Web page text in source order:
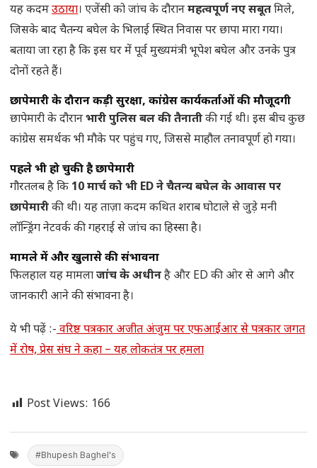
यह कदमउठाया। एजेंसी को जांच के दौरानमहत्वपूर्ण नए सबूतमिले,
जिसके बाद चैतन्य बघेल के भिलाई स्थित निवास पर छापा मारा गया।
बताया जा रहा है कि इस घर में पूर्व मुख्यमंत्री भूपेश बघेल और उनके पुत्र
दोनों रहते हैं।
छापेमारी के दौरान कड़ी सुरक्षा, कांग्रेस कार्यकर्ताओं की मौजूदगी
छापेमारी के दौरानभारी पुलिस बल की तैनातीकी गई थी। इस बीच कुछ
कांग्रेस समर्थक भी मौके पर पहुंच गए, जिससे माहौल तनावपूर्ण हो गया।
पहले भी हो चुकी है छापेमारी
गौरतलब है कि 10 मार्च को भी ED ने चैतन्य बघेल के आवास पर
छापेमारीकी थी। यह ताज़ा कदम कथित शराब घोटाले से जुड़े मनी
लॉन्ड्रिंग नेटवर्क की गहराई से जांच का हिस्सा है।
मामले में और खुलासे की संभावना
फिलहाल यह मामलाजांच के अधीनहै और ED की ओर से आगे और
जानकारी आने की संभावना है।
ये भी पढ़ें :-वरिष्ठ पत्रकार अजीत अंजुम पर एफआईआर से पत्रकार जगत
में रोष, प्रेस संघ ने कहा – यह लोकतंत्र पर हमला
Post Views: 166
#Bhupesh Baghel's